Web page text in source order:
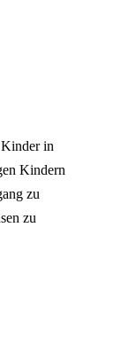
in
Kindern
zu
zu